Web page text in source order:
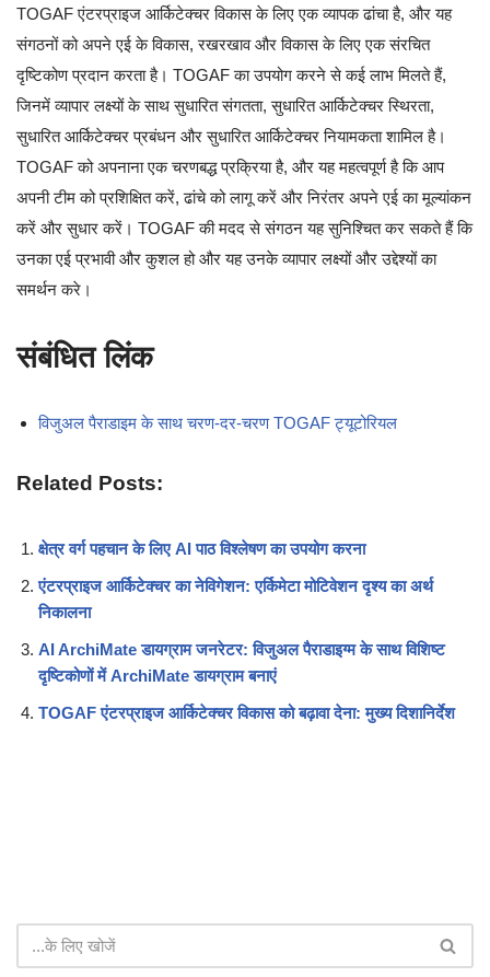
TOGAF एंटरप्राइज आर्किटेक्चर विकास के लिए एक व्यापक ढांचा है, और यह
संगठनों को अपने एई के विकास, रखरखाव और विकास के लिए एक संरचित
दृष्टिकोण प्रदान करता है। TOGAF का उपयोग करने से कई लाभ मिलते हैं,
जिनमें व्यापार लक्ष्यों के साथ सुधारित संगतता, सुधारित आर्किटेक्चर स्थिरता,
सुधारित आर्किटेक्चर प्रबंधन और सुधारित आर्किटेक्चर नियामकता शामिल है।
TOGAF को अपनाना एक चरणबद्ध प्रक्रिया है, और यह महत्वपूर्ण है कि आप
अपनी टीम को प्रशिक्षित करें, ढांचे को लागू करें और निरंतर अपने एई का मूल्यांकन
करें और सुधार करें। TOGAF की मदद से संगठन यह सुनिश्चित कर सकते हैं कि
उनका एई प्रभावी और कुशल हो और यह उनके व्यापार लक्ष्यों और उद्देश्यों का
समर्थन करे।
संबंधित लिंक
विजुअल पैराडाइम के साथ चरण-दर-चरण TOGAF ट्यूटोरियल
Related Posts:
क्षेत्र वर्ग पहचान के लिए AI पाठ विश्लेषण का उपयोग करना
एंटरप्राइज आर्किटेक्चर का नेविगेशन: एर्किमेटा मोटिवेशन दृश्य का अर्थ
निकालना
AI ArchiMate डायग्राम जनरेटर: विजुअल पैराडाइग्म के साथ विशिष्ट
दृष्टिकोणों में ArchiMate डायग्राम बनाएं
TOGAF एंटरप्राइज आर्किटेक्चर विकास को बढ़ावा देना: मुख्य दिशानिर्देश